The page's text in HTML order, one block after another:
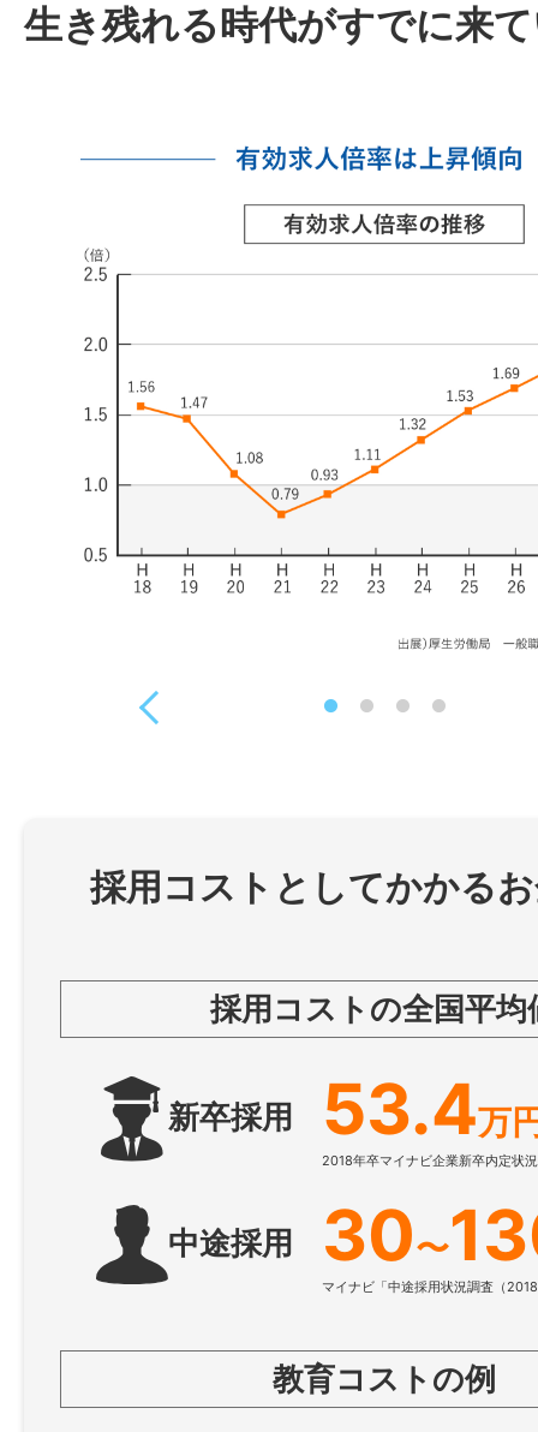
生き残れる時代がすでに来
採用コストとしてかかる
採用コストの全国平均
新卒採用 53.4万
2018年卒マイナビ企業新卒内定状
中途採用 30〜
マイナビ「中途採用状況調査（
教育コストの例